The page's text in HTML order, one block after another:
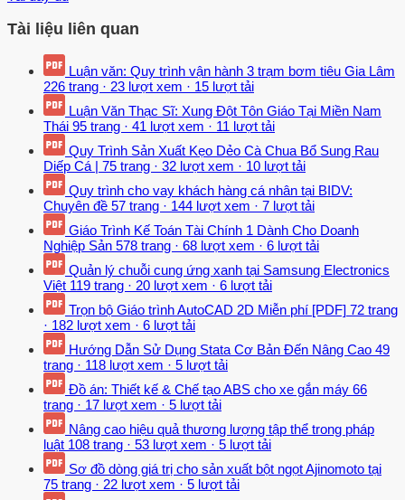
Tài liệu liên quan
Luận văn: Quy trình vận hành 3 trạm bơm tiêu Gia Lâm
226 trang · 23 lượt xem · 15 lượt tải
Luận Văn Thạc Sĩ: Xung Đột Tôn Giáo Tại Miền Nam
Thái 95 trang · 41 lượt xem · 11 lượt tải
Quy Trình Sản Xuất Kẹo Dẻo Cà Chua Bổ Sung Rau
Diếp Cá | 75 trang · 32 lượt xem · 10 lượt tải
Quy trình cho vay khách hàng cá nhân tại BIDV:
Chuyên đề 57 trang · 144 lượt xem · 7 lượt tải
Giáo Trình Kế Toán Tài Chính 1 Dành Cho Doanh
Nghiệp Sản 578 trang · 68 lượt xem · 6 lượt tải
Quản lý chuỗi cung ứng xanh tại Samsung Electronics
Việt 119 trang · 20 lượt xem · 6 lượt tải
Trọn bộ Giáo trình AutoCAD 2D Miễn phí [PDF] 72 trang
· 182 lượt xem · 6 lượt tải
Hướng Dẫn Sử Dụng Stata Cơ Bản Đến Nâng Cao 49
trang · 118 lượt xem · 5 lượt tải
Đồ án: Thiết kế & Chế tạo ABS cho xe gắn máy 66
trang · 17 lượt xem · 5 lượt tải
Nâng cao hiệu quả thương lượng tập thể trong pháp
luật 108 trang · 53 lượt xem · 5 lượt tải
Sơ đồ dòng giá trị cho sản xuất bột ngọt Ajinomoto tại
75 trang · 22 lượt xem · 5 lượt tải